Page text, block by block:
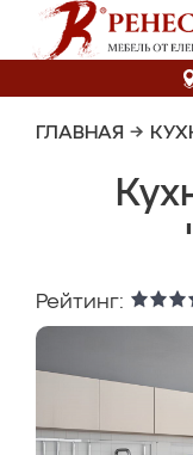
ГЛАВНАЯ →
Рейтинг: